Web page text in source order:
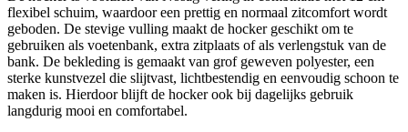
flexibel schuim, waardoor een prettig en normaal zitcomfort wordt
geboden. De stevige vulling maakt de hocker geschikt om te
gebruiken als voetenbank, extra zitplaats of als verlengstuk van de
bank. De bekleding is gemaakt van grof geweven polyester, een
sterke kunstvezel die slijtvast, lichtbestendig en eenvoudig schoon te
maken is. Hierdoor blijft de hocker ook bij dagelijks gebruik
langdurig mooi en comfortabel.